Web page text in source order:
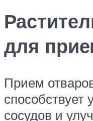
для
Прием
способствует
сосудов и